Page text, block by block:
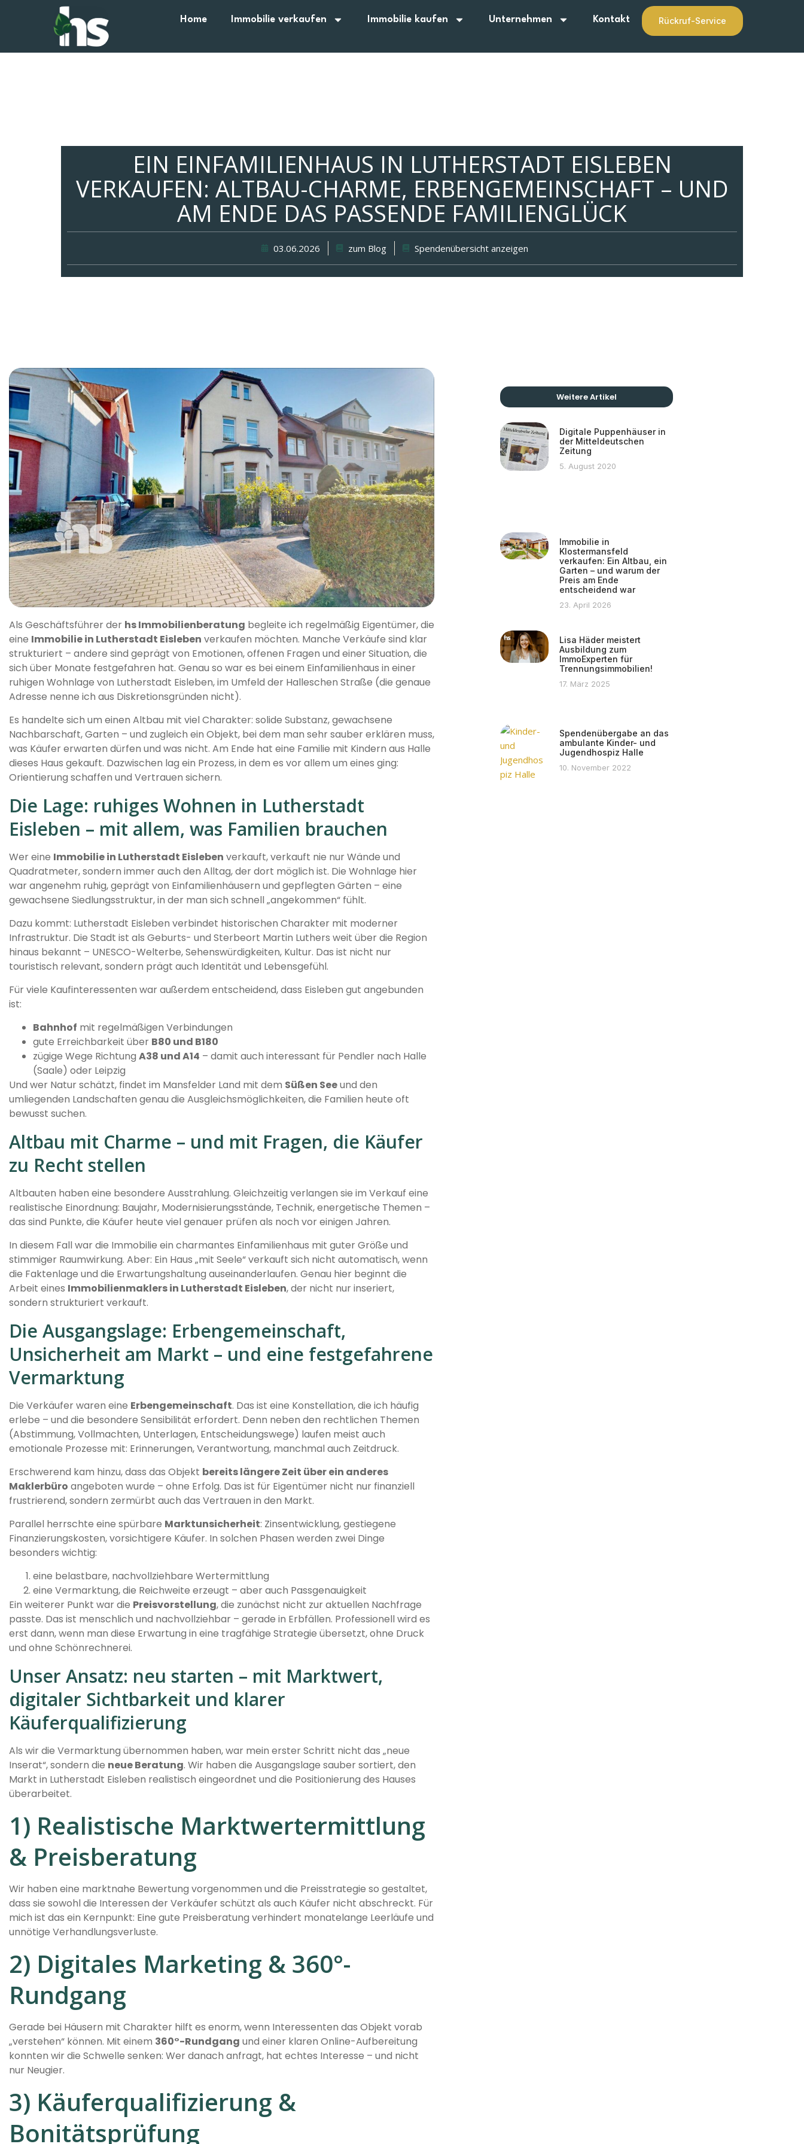
Home Immobilie verkaufen Immobilie kaufen Unternehmen Kontakt Rückruf-Service
EIN EINFAMILIENHAUS IN LUTHERSTADT EISLEBEN
VERKAUFEN: ALTBAU-CHARME, ERBENGEMEINSCHAFT – UND
AM ENDE DAS PASSENDE FAMILIENGLÜCK
03.06.2026 zum Blog Spendenübersicht anzeigen
Als Geschäftsführer der hs Immobilienberatung begleite ich regelmäßig Eigentümer, die
eine Immobilie in Lutherstadt Eisleben verkaufen möchten. Manche Verkäufe sind klar
strukturiert – andere sind geprägt von Emotionen, offenen Fragen und einer Situation, die
sich über Monate festgefahren hat. Genau so war es bei einem Einfamilienhaus in einer
ruhigen Wohnlage von Lutherstadt Eisleben, im Umfeld der Halleschen Straße (die genaue
Adresse nenne ich aus Diskretionsgründen nicht).
Es handelte sich um einen Altbau mit viel Charakter: solide Substanz, gewachsene
Nachbarschaft, Garten – und zugleich ein Objekt, bei dem man sehr sauber erklären muss,
was Käufer erwarten dürfen und was nicht. Am Ende hat eine Familie mit Kindern aus Halle
dieses Haus gekauft. Dazwischen lag ein Prozess, in dem es vor allem um eines ging:
Orientierung schaffen und Vertrauen sichern.
Die Lage: ruhiges Wohnen in Lutherstadt
Eisleben – mit allem, was Familien brauchen
Wer eine Immobilie in Lutherstadt Eisleben verkauft, verkauft nie nur Wände und
Quadratmeter, sondern immer auch den Alltag, der dort möglich ist. Die Wohnlage hier
war angenehm ruhig, geprägt von Einfamilienhäusern und gepflegten Gärten – eine
gewachsene Siedlungsstruktur, in der man sich schnell „angekommen“ fühlt.
Dazu kommt: Lutherstadt Eisleben verbindet historischen Charakter mit moderner
Infrastruktur. Die Stadt ist als Geburts- und Sterbeort Martin Luthers weit über die Region
hinaus bekannt – UNESCO-Welterbe, Sehenswürdigkeiten, Kultur. Das ist nicht nur
touristisch relevant, sondern prägt auch Identität und Lebensgefühl.
Für viele Kaufinteressenten war außerdem entscheidend, dass Eisleben gut angebunden
ist:
Bahnhof mit regelmäßigen Verbindungen
gute Erreichbarkeit über B80 und B180
zügige Wege Richtung A38 und A14 – damit auch interessant für Pendler nach Halle
(Saale) oder Leipzig
Und wer Natur schätzt, findet im Mansfelder Land mit dem Süßen Seeund den
umliegenden Landschaften genau die Ausgleichsmöglichkeiten, die Familien heute oft
bewusst suchen.
Altbau mit Charme – und mit Fragen, die Käufer
zu Recht stellen
Altbauten haben eine besondere Ausstrahlung. Gleichzeitig verlangen sie im Verkauf eine
realistische Einordnung: Baujahr, Modernisierungsstände, Technik, energetische Themen –
das sind Punkte, die Käufer heute viel genauer prüfen als noch vor einigen Jahren.
In diesem Fall war die Immobilie ein charmantes Einfamilienhaus mit guter Größe und
stimmiger Raumwirkung. Aber: Ein Haus „mit Seele“ verkauft sich nicht automatisch, wenn
die Faktenlage und die Erwartungshaltung auseinanderlaufen. Genau hier beginnt die
Arbeit eines Immobilienmaklers in Lutherstadt Eisleben, der nicht nur inseriert,
sondern strukturiert verkauft.
Die Ausgangslage: Erbengemeinschaft,
Unsicherheit am Markt – und eine festgefahrene
Vermarktung
Die Verkäufer waren eine Erbengemeinschaft. Das ist eine Konstellation, die ich häufig
erlebe – und die besondere Sensibilität erfordert. Denn neben den rechtlichen Themen
(Abstimmung, Vollmachten, Unterlagen, Entscheidungswege) laufen meist auch
emotionale Prozesse mit: Erinnerungen, Verantwortung, manchmal auch Zeitdruck.
Erschwerend kam hinzu, dass das Objekt bereits längere Zeit über ein anderes
Maklerbüro angeboten wurde – ohne Erfolg. Das ist für Eigentümer nicht nur finanziell
frustrierend, sondern zermürbt auch das Vertrauen in den Markt.
Parallel herrschte eine spürbare Marktunsicherheit: Zinsentwicklung, gestiegene
Finanzierungskosten, vorsichtigere Käufer. In solchen Phasen werden zwei Dinge
besonders wichtig:
eine belastbare, nachvollziehbare Wertermittlung
eine Vermarktung, die Reichweite erzeugt – aber auch Passgenauigkeit
Ein weiterer Punkt war die Preisvorstellung, die zunächst nicht zur aktuellen Nachfrage
passte. Das ist menschlich und nachvollziehbar – gerade in Erbfällen. Professionell wird es
erst dann, wenn man diese Erwartung in eine tragfähige Strategie übersetzt, ohne Druck
und ohne Schönrechnerei.
Unser Ansatz: neu starten – mit Marktwert,
digitaler Sichtbarkeit und klarer
Käuferqualifizierung
Als wir die Vermarktung übernommen haben, war mein erster Schritt nicht das „neue
Inserat“, sondern die neue Beratung. Wir haben die Ausgangslage sauber sortiert, den
Markt in Lutherstadt Eisleben realistisch eingeordnet und die Positionierung des Hauses
überarbeitet.
1) Realistische Marktwertermittlung
& Preisberatung
Wir haben eine marktnahe Bewertung vorgenommen und die Preisstrategie so gestaltet,
dass sie sowohl die Interessen der Verkäufer schützt als auch Käufer nicht abschreckt. Für
mich ist das ein Kernpunkt: Eine gute Preisberatung verhindert monatelange Leerläufe und
unnötige Verhandlungsverluste.
2) Digitales Marketing & 360°-
Rundgang
Gerade bei Häusern mit Charakter hilft es enorm, wenn Interessenten das Objekt vorab
„verstehen“ können. Mit einem 360°-Rundgang und einer klaren Online-Aufbereitung
konnten wir die Schwelle senken: Wer danach anfragt, hat echtes Interesse – und nicht
nur Neugier.
3) Käuferqualifizierung &
Bonitätsprüfung
Weitere Artikel
Digitale Puppenhäuser in
der Mitteldeutschen
Zeitung
5. August 2020
Immobilie in
Klostermansfeld
verkaufen: Ein Altbau, ein
Garten – und warum der
Preis am Ende
entscheidend war
23. April 2026
Lisa Häder meistert
Ausbildung zum
ImmoExperten für
Trennungsimmobilien!
17. März 2025
Spendenübergabe an das
ambulante Kinder- und
Jugendhospiz Halle
10. November 2022